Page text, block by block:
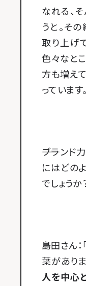
なれる、
うと。そ
取り上げ
色々なと
方も増え
っています。
――ブラン
にはどの
でしょうか
島田さん：
葉があり
人を中心